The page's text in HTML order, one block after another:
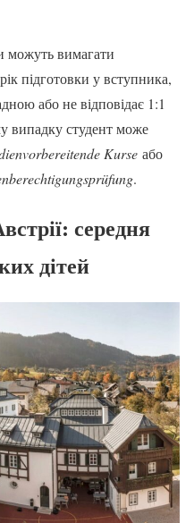
можуть вимагати
підготовки у вступника,
або не відповідає 1:1
випадку студент може
Kurse або
.
середня
дітей